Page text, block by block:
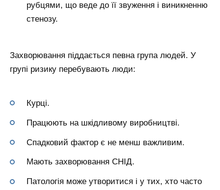
рубцями, що веде до її звуження і виникненню
стенозу.
Захворювання піддається певна група людей. У
групі ризику перебувають люди:
Курці.
Працюють на шкідливому виробництві.
Спадковий фактор є не менш важливим.
Мають захворювання СНІД.
Патологія може утворитися і у тих, хто часто